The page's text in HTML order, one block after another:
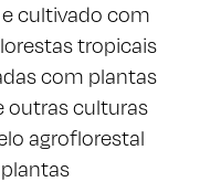
cultivado com
tropicais
com plantas
outras culturas
agroflorestal